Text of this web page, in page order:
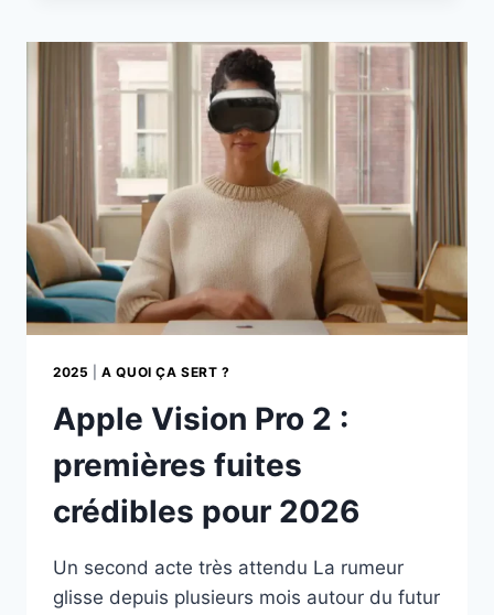
JOUEURS
DE
FLIGHT
SIMULATOR
2025 |A QUOI ÇA SERT ?
Apple Vision Pro 2 :
premières fuites
crédibles pour 2026
Un second acte très attendu La rumeur
glisse depuis plusieurs mois autour du futur